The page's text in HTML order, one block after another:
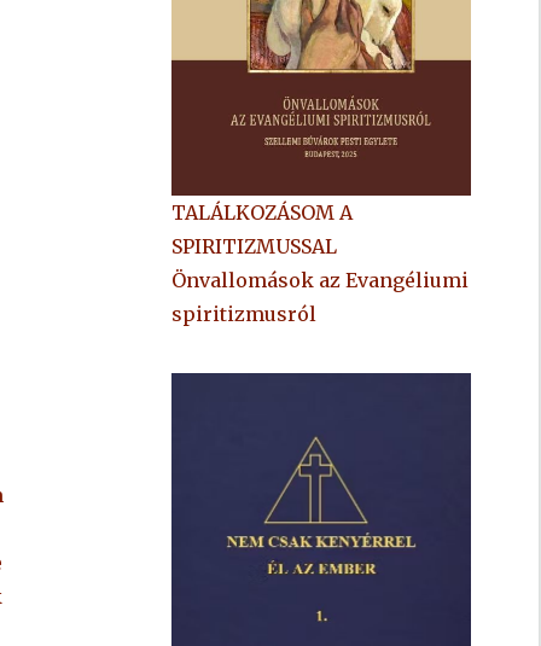
TALÁLKOZÁSOM A
SPIRITIZMUSSAL
Önvallomások az Evangéliumi
spiritizmusról